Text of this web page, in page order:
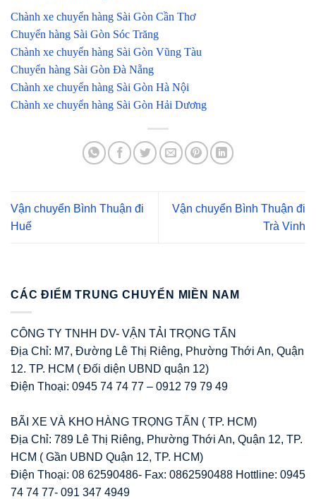
Chành xe chuyển hàng Sài Gòn Cần Thơ
Chuyển hàng Sài Gòn Sóc Trăng
Chành xe chuyển hàng Sài Gòn Vũng Tàu
Chuyển hàng Sài Gòn Đà Nẵng
Chành xe chuyển hàng Sài Gòn Hà Nội
Chành xe chuyển hàng Sài Gòn Hải Dương
Vận chuyển Bình Thuận đi
Huế
Vận chuyển Bình Thuận đi
Trà Vinh
CÁC ĐIỂM TRUNG CHUYỂN MIỀN NAM
CÔNG TY TNHH DV- VẬN TẢI TRỌNG TẤN
Địa Chỉ: M7, Đường Lê Thị Riêng, Phường Thới An, Quận
12. TP. HCM ( Đối diện UBND quận 12)
Điện Thoại: 0945 74 74 77 – 0912 79 79 49
BÃI XE VÀ KHO HÀNG TRỌNG TẤN ( TP. HCM)
Địa Chỉ: 789 Lê Thị Riêng, Phường Thới An, Quận 12, TP.
HCM ( Gần UBND Quận 12, TP. HCM)
Điện Thoại: 08 62590486- Fax: 0862590488 Hottline: 0945
74 74 77- 091 347 4949